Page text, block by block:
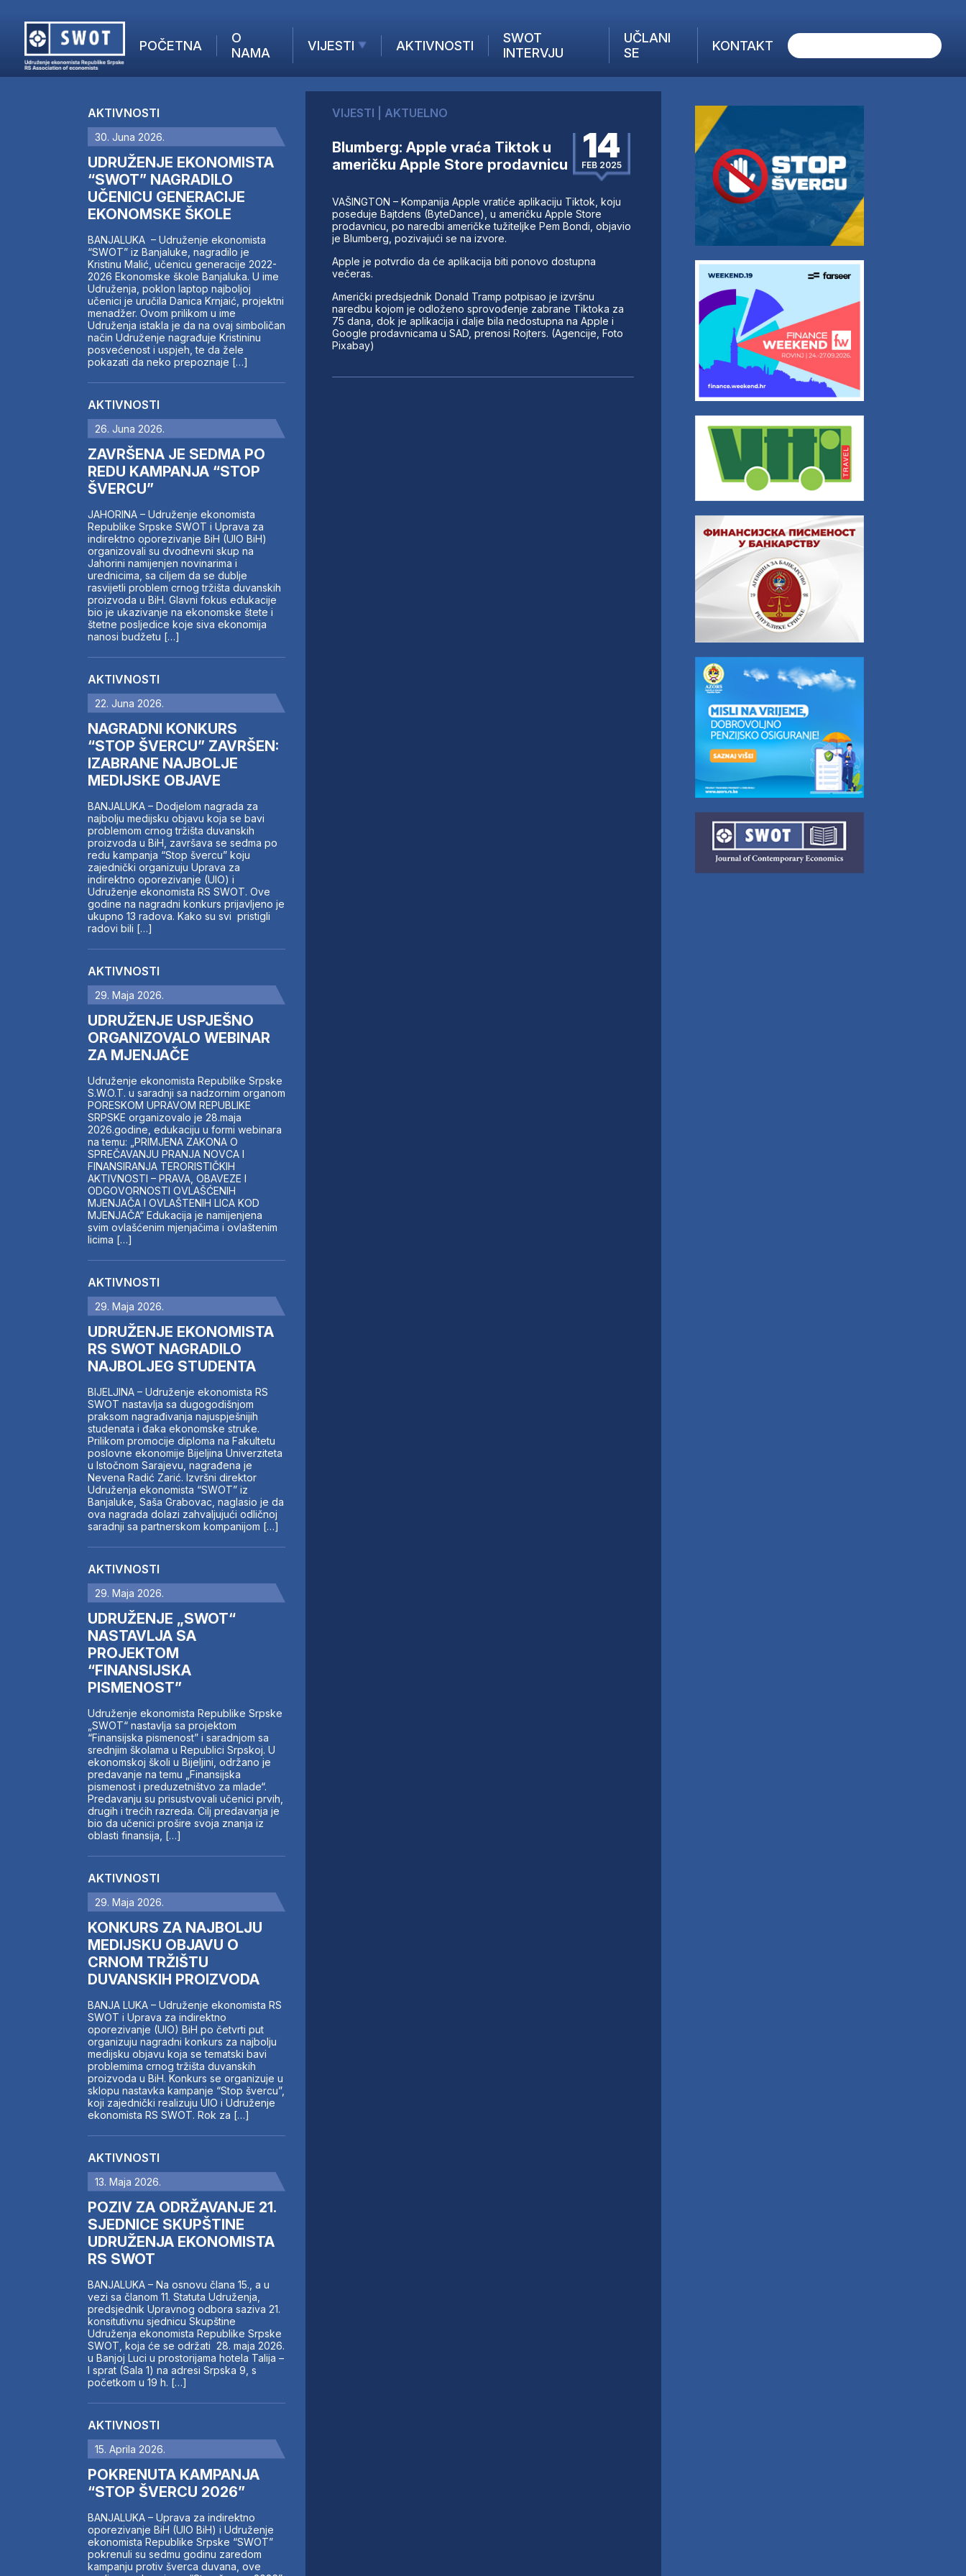
POČETNA
O
NAMA
VIJESTI
AKTUELNO
KOMPANIJE
FINANSIJE
IZ STRANIH MEDIJA
AKTIVNOSTI
SWOT
INTERVJU
UČLANI
SE
KONTAKT
AKTUELNO
ANALIZE
KOMPANIJE
FINANSIJE
IZ STRANIH MEDIJA
AKTIVNOSTI
SWOT INTERVJU
UČLANI SE
KONTAKT
AKTIVNOSTI
30. Juna 2026.
UDRUŽENJE EKONOMISTA
“SWOT” NAGRADILO
UČENICU GENERACIJE
EKONOMSKE ŠKOLE
BANJALUKA – Udruženje ekonomista
“SWOT” iz Banjaluke, nagradilo je
Kristinu Malić, učenicu generacije 2022-
2026 Ekonomske škole Banjaluka. U ime
Udruženja, poklon laptop najboljoj
učenici je uručila Danica Krnjaić, projektni
menadžer. Ovom prilikom u ime
Udruženja istakla je da na ovaj simboličan
način Udruženje nagrađuje Kristininu
posvećenost i uspjeh, te da žele
pokazati da neko prepoznaje […]
AKTIVNOSTI
26. Juna 2026.
ZAVRŠENA JE SEDMA PO
REDU KAMPANJA “STOP
ŠVERCU”
JAHORINA – Udruženje ekonomista
Republike Srpske SWOT i Uprava za
indirektno oporezivanje BiH (UIO BiH)
organizovali su dvodnevni skup na
Jahorini namijenjen novinarima i
urednicima, sa ciljem da se dublje
rasvijetli problem crnog tržišta duvanskih
proizvoda u BiH. Glavni fokus edukacije
bio je ukazivanje na ekonomske štete i
štetne posljedice koje siva ekonomija
nanosi budžetu […]
AKTIVNOSTI
22. Juna 2026.
NAGRADNI KONKURS
“STOP ŠVERCU” ZAVRŠEN:
IZABRANE NAJBOLJE
MEDIJSKE OBJAVE
BANJALUKA – Dodjelom nagrada za
najbolju medijsku objavu koja se bavi
problemom crnog tržišta duvanskih
proizvoda u BiH, završava se sedma po
redu kampanja “Stop švercu” koju
zajednički organizuju Uprava za
indirektno oporezivanje (UIO) i
Udruženje ekonomista RS SWOT. Ove
godine na nagradni konkurs prijavljeno je
ukupno 13 radova. Kako su svi pristigli
radovi bili […]
AKTIVNOSTI
29. Maja 2026.
UDRUŽENJE USPJEŠNO
ORGANIZOVALO WEBINAR
ZA MJENJAČE
Udruženje ekonomista Republike Srpske
S.W.O.T. u saradnji sa nadzornim organom
PORESKOM UPRAVOM REPUBLIKE
SRPSKE organizovalo je 28.maja
2026.godine, edukaciju u formi webinara
na temu: „PRIMJENA ZAKONA O
SPREČAVANJU PRANJA NOVCA I
FINANSIRANJA TERORISTIČKIH
AKTIVNOSTI – PRAVA, OBAVEZE I
ODGOVORNOSTI OVLAŠĆENIH
MJENJAČA I OVLAŠTENIH LICA KOD
MJENJAČA“ Edukacija je namijenjena
svim ovlašćenim mjenjačima i ovlaštenim
licima […]
AKTIVNOSTI
29. Maja 2026.
UDRUŽENJE EKONOMISTA
RS SWOT NAGRADILO
NAJBOLJEG STUDENTA
BIJELJINA – Udruženje ekonomista RS
SWOT nastavlja sa dugogodišnjom
praksom nagrađivanja najuspješnijih
studenata i đaka ekonomske struke.
Prilikom promocije diploma na Fakultetu
poslovne ekonomije Bijeljina Univerziteta
u Istočnom Sarajevu, nagrađena je
Nevena Radić Zarić. Izvršni direktor
Udruženja ekonomista “SWOT” iz
Banjaluke, Saša Grabovac, naglasio je da
ova nagrada dolazi zahvaljujući odličnoj
saradnji sa partnerskom kompanijom […]
AKTIVNOSTI
29. Maja 2026.
UDRUŽENJE „SWOT“
NASTAVLJA SA
PROJEKTOM
“FINANSIJSKA
PISMENOST”
Udruženje ekonomista Republike Srpske
„SWOT“ nastavlja sa projektom
“Finansijska pismenost” i saradnjom sa
srednjim školama u Republici Srpskoj. U
ekonomskoj školi u Bijeljini, održano je
predavanje na temu „Finansijska
pismenost i preduzetništvo za mlade“.
Predavanju su prisustvovali učenici prvih,
drugih i trećih razreda. Cilj predavanja je
bio da učenici prošire svoja znanja iz
oblasti finansija, […]
AKTIVNOSTI
29. Maja 2026.
KONKURS ZA NAJBOLJU
MEDIJSKU OBJAVU O
CRNOM TRŽIŠTU
DUVANSKIH PROIZVODA
BANJA LUKA – Udruženje ekonomista RS
SWOT i Uprava za indirektno
oporezivanje (UIO) BiH po četvrti put
organizuju nagradni konkurs za najbolju
medijsku objavu koja se tematski bavi
problemima crnog tržišta duvanskih
proizvoda u BiH. Konkurs se organizuje u
sklopu nastavka kampanje “Stop švercu”,
koji zajednički realizuju UIO i Udruženje
ekonomista RS SWOT. Rok za […]
AKTIVNOSTI
13. Maja 2026.
POZIV ZA ODRŽAVANJE 21.
SJEDNICE SKUPŠTINE
UDRUŽENJA EKONOMISTA
RS SWOT
BANJALUKA – Na osnovu člana 15., a u
vezi sa članom 11. Statuta Udruženja,
predsjednik Upravnog odbora saziva 21.
konsitutivnu sjednicu Skupštine
Udruženja ekonomista Republike Srpske
SWOT, koja će se održati 28. maja 2026.
u Banjoj Luci u prostorijama hotela Talija –
I sprat (Sala 1) na adresi Srpska 9, s
početkom u 19 h. […]
AKTIVNOSTI
15. Aprila 2026.
POKRENUTA KAMPANJA
“STOP ŠVERCU 2026”
BANJALUKA – Uprava za indirektno
oporezivanje BiH (UIO BiH) i Udruženje
ekonomista Republike Srpske “SWOT”
pokrenuli su sedmu godinu zaredom
kampanju protiv šverca duvana, ove
VIJESTI AKTUELNO
Blumberg: Apple vraća Tiktok u
američku Apple Store prodavnicu
14
FEB 2025
VAŠINGTON – Kompanija Apple vratiće aplikaciju Tiktok, koju
poseduje Bajtdens (ByteDance), u američku Apple Store
prodavnicu, po naredbi američke tužiteljke Pem Bondi, objavio
je Blumberg, pozivajući se na izvore.
Apple je potvrdio da će aplikacija biti ponovo dostupna
večeras.
Američki predsjednik Donald Tramp potpisao je izvršnu
naredbu kojom je odloženo sprovođenje zabrane Tiktoka za
75 dana, dok je aplikacija i dalje bila nedostupna na Apple i
Google prodavnicama u SAD, prenosi Rojters. (Agencije, Foto
Pixabay)